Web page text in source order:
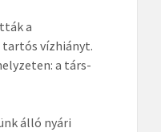
a
tartós vízhiányt.
a társ-
álló nyári